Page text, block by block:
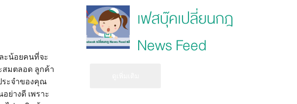
ะน้อยคนที่จะ
สมตลอด ลูกค้า
ระจำของคุณ
ย่างดี เพราะ
เฟสบุ๊คเปลี่ยนกฎ
News Feed